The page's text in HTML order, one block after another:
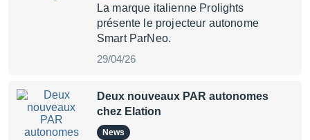
La marque italienne Prolights
présente le projecteur autonome
Smart ParNeo.
29/04/26
Deux nouveaux PAR autonomes
chez Elation
News